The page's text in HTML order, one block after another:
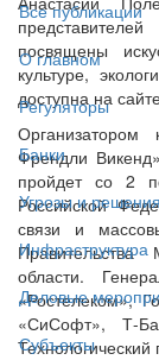
Все публикации
О главном
Регуляторы
Банки
Угрозы и
Инфраструктура
Деловые
Субъекты
посвящены
культуре,
доступна на
Френдли
пройдет со 2
Российской
связи и
области.
«Ростелеком»,
«СиСофт», Т-